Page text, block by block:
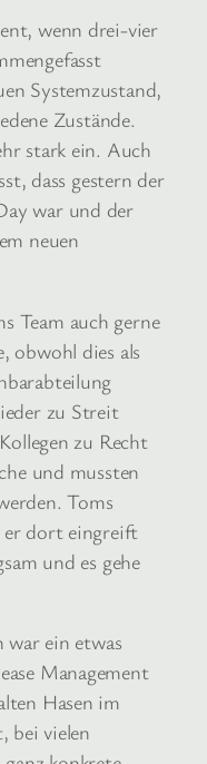
wenn drei-vier
Systemzustand,
Zustände.
stark ein. Auch
dass gestern der
war und der
neuen
Team auch gerne
obwohl dies als
zu Streit
zu Recht
und mussten
Toms
dort eingreift
und es gehe
war ein etwas
Management
Hasen im
bei vielen